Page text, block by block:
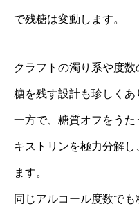
で残糖は変動します。
クラフトの濁り系や度
糖を残す設計も珍しくあ
一方で、糖質オフをう
キストリンを極力分解
ます。
同じアルコール度数で